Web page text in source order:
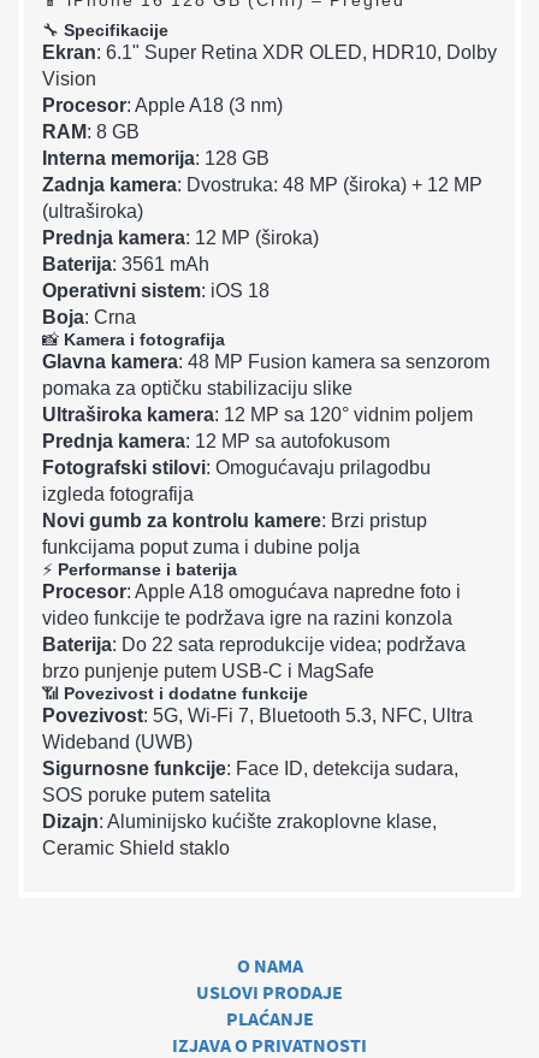
🔧 Specifikacije
Ekran: 6.1" Super Retina XDR OLED, HDR10, Dolby
Vision
Procesor: Apple A18 (3 nm)
RAM: 8 GB
Interna memorija: 128 GB
Zadnja kamera: Dvostruka: 48 MP (široka) + 12 MP
(ultraširoka)
Prednja kamera: 12 MP (široka)
Baterija: 3561 mAh
Operativni sistem: iOS 18
Boja: Crna
📸 Kamera i fotografija
Glavna kamera: 48 MP Fusion kamera sa senzorom
pomaka za optičku stabilizaciju slike
Ultraširoka kamera: 12 MP sa 120° vidnim poljem
Prednja kamera: 12 MP sa autofokusom
Fotografski stilovi: Omogućavaju prilagodbu
izgleda fotografija
Novi gumb za kontrolu kamere: Brzi pristup
funkcijama poput zuma i dubine polja
⚡ Performanse i baterija
Procesor: Apple A18 omogućava napredne foto i
video funkcije te podržava igre na razini konzola
Baterija: Do 22 sata reprodukcije videa; podržava
brzo punjenje putem USB-C i MagSafe
📶 Povezivost i dodatne funkcije
Povezivost: 5G, Wi-Fi 7, Bluetooth 5.3, NFC, Ultra
Wideband (UWB)
Sigurnosne funkcije: Face ID, detekcija sudara,
SOS poruke putem satelita
Dizajn: Aluminijsko kućište zrakoplovne klase,
Ceramic Shield staklo
O NAMA
USLOVI PRODAJE
PLAĆANJE
IZJAVA O PRIVATNOSTI